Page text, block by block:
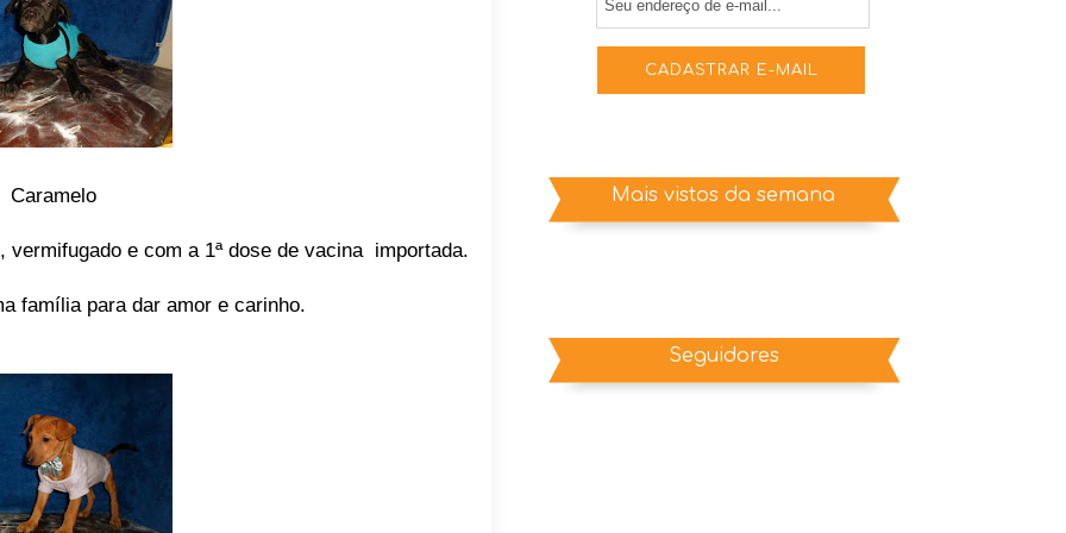
Caramelo
e com a 1ª dose de vacina importada.
família para dar amor e carinho.
Mais vistos da semana
Seguidores